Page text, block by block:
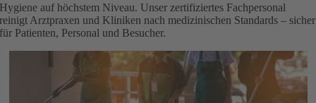
Hygiene auf höchstem Niveau. Unser zertifiziertes Fachpersonal
reinigt Arztpraxen und Kliniken nach medizinischen Standards – sicher
für Patienten, Personal und Besucher.